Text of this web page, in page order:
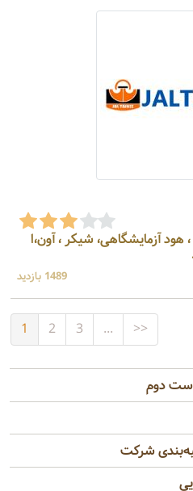
، هود آزمایشگاهی، شیکر ، آون،ا
1489 بازدید
1 2 3 ... >>
دوم
شرکت